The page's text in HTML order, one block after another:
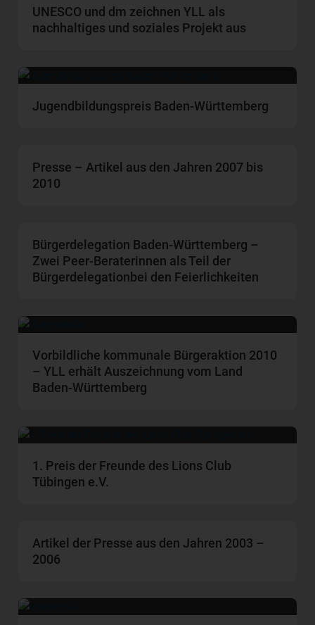
UNESCO und dm zeichnen YLL als
nachhaltiges und soziales Projekt aus
Jugendbildungspreis Baden-Württemberg
Presse – Artikel aus den Jahren 2007 bis
2010
Bürgerdelegation Baden-Württemberg –
Zwei Peer-Beraterinnen als Teil der
Bürgerdelegationbei den Feierlichkeiten
Vorbildliche kommunale Bürgeraktion 2010
– YLL erhält Auszeichnung vom Land
Baden-Württemberg
1. Preis der Freunde des Lions Club
Tübingen e.V.
Artikel der Presse aus den Jahren 2003 –
2006